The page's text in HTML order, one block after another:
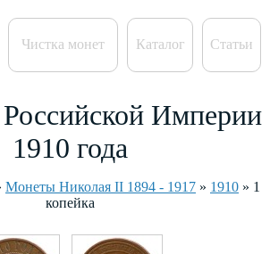
Чистка монет Каталог Статьи
Российской Империи
1910 года
Монеты Николая II 1894 - 1917 » 1910 » 1
копейка